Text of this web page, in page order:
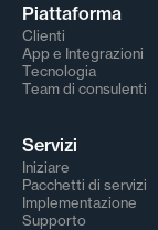
Piattaforma
Clienti
App e Integrazioni
Tecnologia
Team di consulenti
Servizi
Iniziare
Pacchetti di servizi
Implementazione
Supporto